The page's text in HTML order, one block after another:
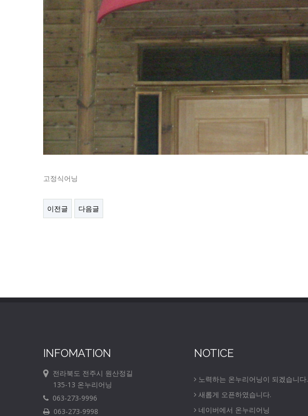
고정식어닝
이전글 다음글
INFOMATION
전라북도 전주시 원산정길
135-13 온누리어닝
063-273-9996
063-273-9998
NOTICE
노력하는 온누리어닝이 되겠습니다.
새롭게 오픈하였습니다.
네이버에서 온누리어닝